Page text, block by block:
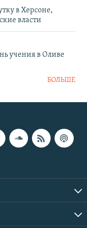
в Херсоне,
власти
учения в Оливе
БОЛЬШЕ